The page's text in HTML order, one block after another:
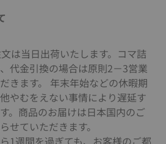
は当日出荷いたします。コマ詰
代金引換の場合は原則2－3営業
きます。 年末年始などの休暇期
やむをえない事情により遅延す
。商品のお届けは日本国内のご
せていただきます。
1週間を過ぎても、お客様のご都